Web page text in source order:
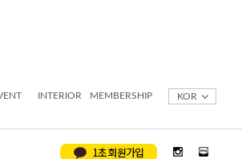
INTERIOR MEMBERSHIP KOR